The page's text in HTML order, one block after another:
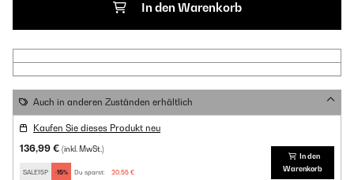
In den Warenkorb
Auch in anderen Zuständen erhältlich
Kaufen Sie dieses Produkt neu
136,99 € (inkl. MwSt.)
SALE15P -15% Du sparst: 20,55 €
In den
Warenkorb